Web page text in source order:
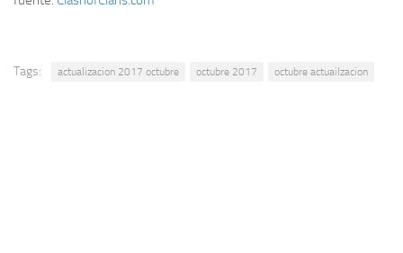
Tags: actualizacion 2017 octubre octubre 2017 octubre actuailzacion